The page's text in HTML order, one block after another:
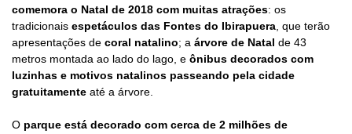
comemora o Natal de 2018 com muitas atrações: os
tradicionais espetáculos das Fontes do Ibirapuera , que terão
apresentações de coral natalino; a árvore de Natal de 43
metros montada ao lado do lago, e ônibus decorados com
luzinhas e motivos natalinos passeando pela cidade
gratuitamente até a árvore.
O parque está decorado com cerca de 2 milhões de